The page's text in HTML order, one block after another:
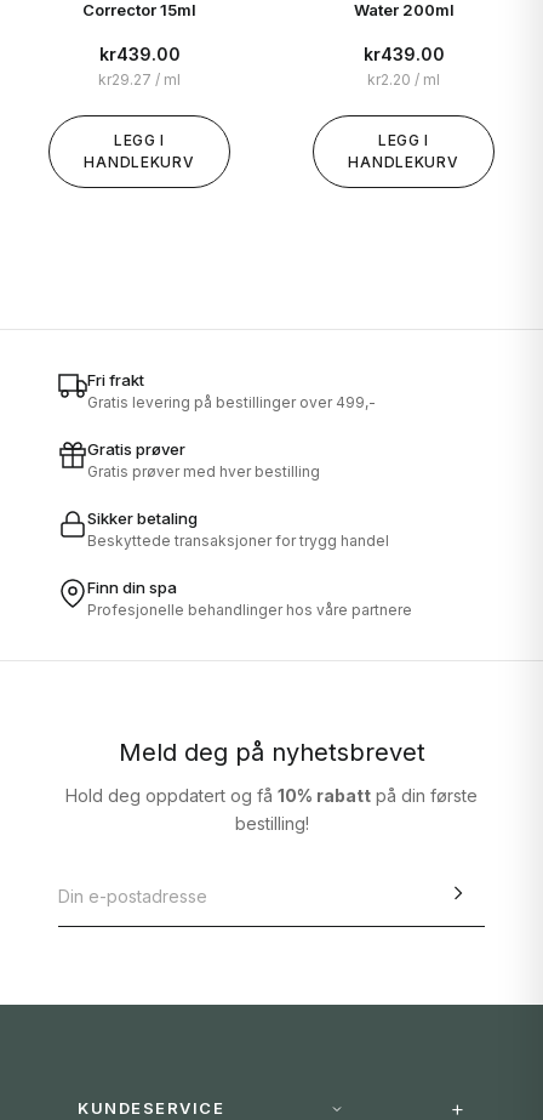
Corrector 15ml
kr439.00
kr29.27 / ml
LEGG I
HANDLEKURV
Water 200ml
kr439.00
kr2.20 / ml
LEGG I
HANDLEKURV
Fri frakt
Gratis levering på bestillinger over 499,-
Gratis prøver
Gratis prøver med hver bestilling
Sikker betaling
Beskyttede transaksjoner for trygg handel
Finn din spa
Profesjonelle behandlinger hos våre partnere
Meld deg på nyhetsbrevet
Hold deg oppdatert og få 10% rabatt på din første
bestilling!
KUNDESERVICE